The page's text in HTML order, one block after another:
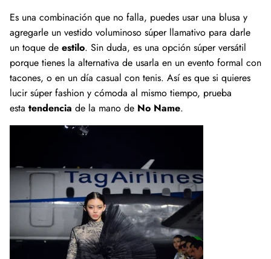
Es una combinación que no falla, puedes usar una blusa y
agregarle un vestido voluminoso súper llamativo para darle
un toque de estilo. Sin duda, es una opción súper versátil
porque tienes la alternativa de usarla en un evento formal con
tacones, o en un día casual con tenis. Así es que si quieres
lucir súper fashion y cómoda al mismo tiempo, prueba
esta tendencia de la mano de No Name.